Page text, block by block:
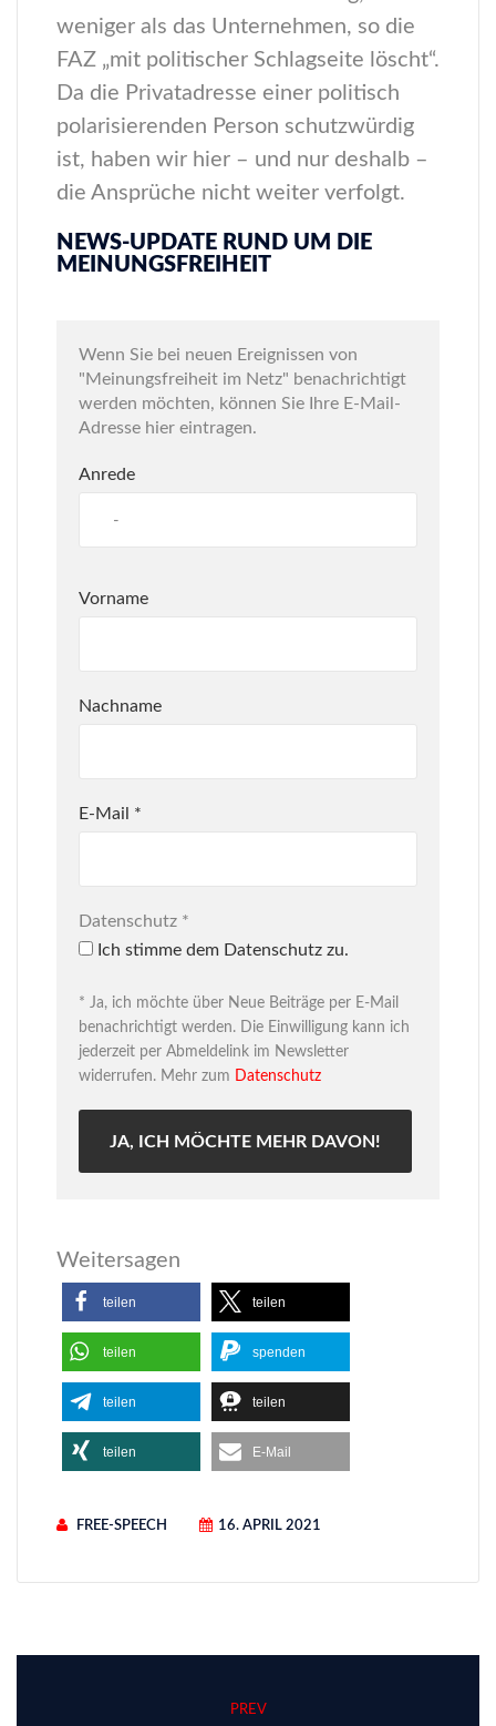
weniger als das Unternehmen, so die
FAZ „mit politischer Schlagseite löscht“.
Da die Privatadresse einer politisch
polarisierenden Person schutzwürdig
ist, haben wir hier – und nur deshalb –
die Ansprüche nicht weiter verfolgt.
NEWS-UPDATE RUND UM DIE
MEINUNGSFREIHEIT
Wenn Sie bei neuen Ereignissen von
"Meinungsfreiheit im Netz" benachrichtigt
werden möchten, können Sie Ihre E-Mail-
Adresse hier eintragen.
Anrede
Vorname
Nachname
E-Mail *
Datenschutz *
Ich stimme dem Datenschutz zu.
* Ja, ich möchte über Neue Beiträge per E-Mail
benachrichtigt werden. Die Einwilligung kann ich
jederzeit per Abmeldelink im Newsletter
widerrufen. Mehr zum Datenschutz
Weitersagen
teilen teilen
teilen spenden
teilen teilen
teilen E-Mail
FREE-SPEECH 16. APRIL 2021
PREV